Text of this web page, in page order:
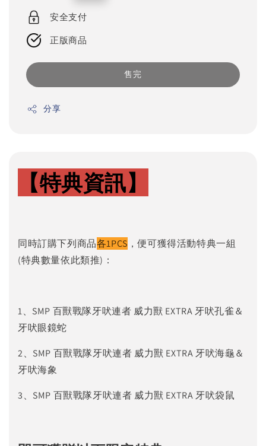
price
安全支付
正版商品
售完
分享
【特典資訊】
同時訂購下列商品各1PCS ，便可獲得活動特典一組
(特典數量依此類推)：
1、SMP 百獸戰隊牙吠連者 威力獸 EXTRA 牙吠孔雀＆
牙吠眼鏡蛇
2、SMP 百獸戰隊牙吠連者 威力獸 EXTRA 牙吠海龜＆
牙吠海象
3、SMP 百獸戰隊牙吠連者 威力獸 EXTRA 牙吠袋鼠